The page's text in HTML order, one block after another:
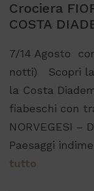
Crociera
COSTA
7/14 Agosto
notti) Scopri la
la Costa
fiabeschi con
NORVEGESI –
Paesaggi
tutto